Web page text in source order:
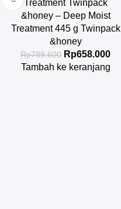
&honey – Deep Moist
Treatment 445 g Twinpack
&honey
Rp789.600 Rp658.000
Tambah ke keranjang